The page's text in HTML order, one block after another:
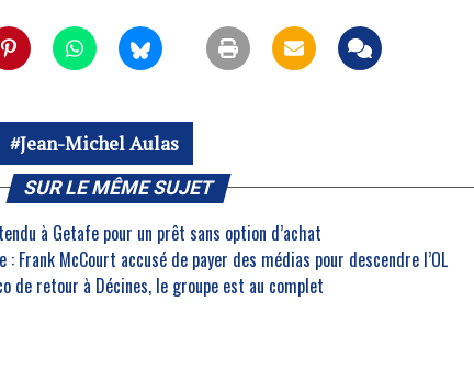
Jean-Michel Aulas
SUR LE MÊME SUJET
à Getafe pour un prêt sans option d’achat
: Frank McCourt accusé de payer des médias pour descendre l’OL
de retour à Décines, le groupe est au complet